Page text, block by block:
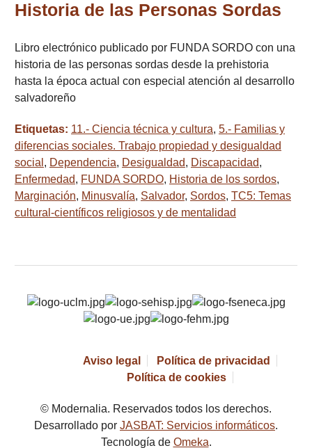
Historia de las Personas Sordas
Libro electrónico publicado por FUNDA SORDO con una
historia de las personas sordas desde la prehistoria
hasta la época actual con especial atención al desarrollo
salvadoreño
Etiquetas: 11.- Ciencia técnica y cultura, 5.- Familias y
diferencias sociales. Trabajo propiedad y desigualdad
social , Dependencia, Desigualdad, Discapacidad,
Enfermedad, FUNDA SORDO, Historia de los sordos,
Marginación, Minusvalía, Salvador, Sordos, TC5: Temas
cultural-científicos religiosos y de mentalidad
Aviso legal
Política de privacidad
Política de cookies
© Modernalia. Reservados todos los derechos.
Desarrollado por JASBAT: Servicios informáticos.
Tecnología de Omeka.